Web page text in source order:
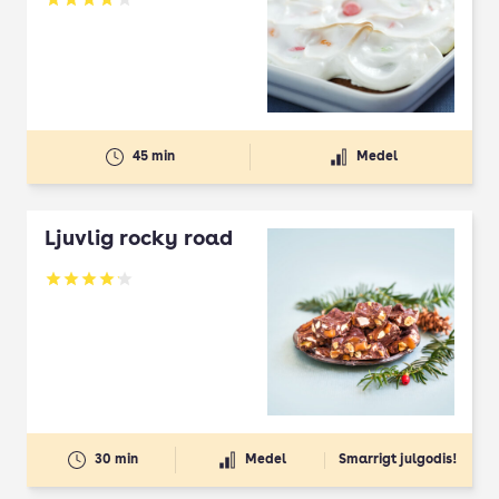
Betyg: 3.86 av 5
45 min Medel
Ljuvlig rocky road
Betyg: 4.09 av 5
30 min Medel Smarrigt julgodis!